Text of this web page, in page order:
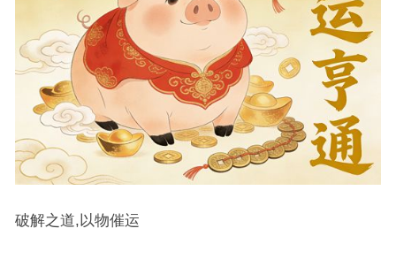
破解之道,以物催运